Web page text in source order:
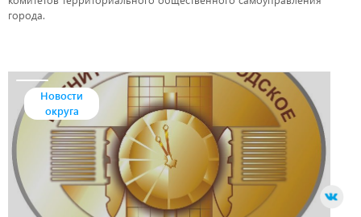
города.
Новости
округа